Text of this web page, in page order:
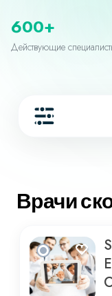
600+
Действующие
Врачи